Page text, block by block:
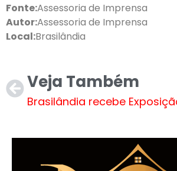
Fonte:Assessoria de Imprensa
Autor:Assessoria de Imprensa
Local:Brasilândia
Veja Também